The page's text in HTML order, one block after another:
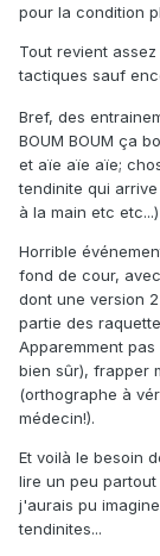
pour la condition
Tout revient
tactiques sauf
Bref, des
BOUM BOUM ça
et aïe aïe aïe;
tendinite qui
à la main etc
Horrible
fond de cour,
dont une version
partie des
Apparemment
bien sûr), frapper
(orthographe à
médecin!).
Et voilà le besoin
lire un peu
j'aurais pu
tendinites...